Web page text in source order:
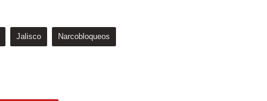
Jalisco Narcobloqueos